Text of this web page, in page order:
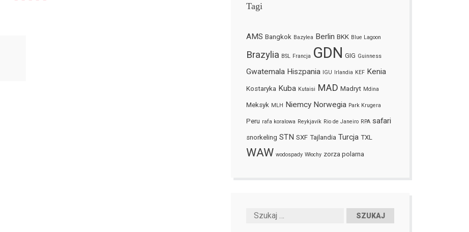
Tagi
AMS Bangkok Bazylea Berlin BKK Blue Lagoon
Brazylia BSL Francja GDN GIG Guinness
Gwatemala Hiszpania IGU Irlandia KEF Kenia
Kostaryka Kuba Kutaisi MAD Madryt Mdina
Meksyk MLH Niemcy Norwegia Park Krugera
Peru rafa koralowa Reykjavík Rio de Janeiro RPA safari
snorkeling STN SXF Tajlandia Turcja TXL
WAW wodospady Włochy zorza polarna